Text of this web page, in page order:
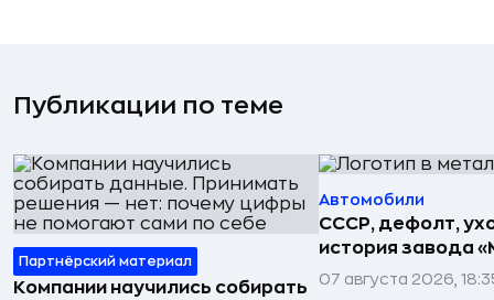
Публикации по теме
Партнёрский материал
Компании научились собирать
Автомобили
СССР, дефолт,
история завода
07 августа 2026,